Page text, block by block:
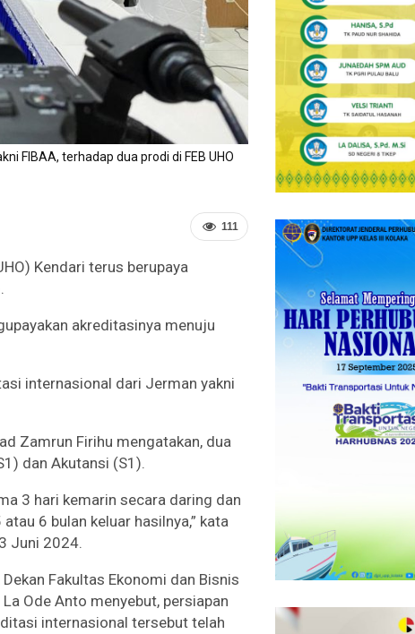
FIBAA, terhadap dua prodi di FEB UHO
111
Kendari terus berupaya
akreditasinya menuju
internasional dari Jerman yakni
Zamrun Firihu mengatakan, dua
dan Akutansi (S1).
3 hari kemarin secara daring dan
6 bulan keluar hasilnya,” kata
Juni 2024.
Fakultas Ekonomi dan Bisnis
La Ode Anto menyebut, persiapan
internasional tersebut telah